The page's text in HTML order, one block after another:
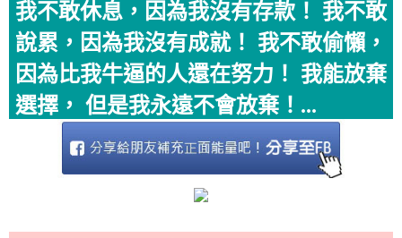
我不敢休息，因為我沒有存款！ 我不敢
說累，因為我沒有成就！ 我不敢偷懶，
因為比我牛逼的人還在努力！ 我能放棄
選擇， 但是我永遠不會放棄！...